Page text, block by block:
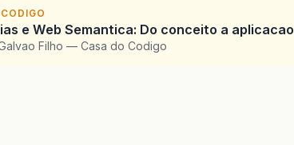
e Web Semantica: Do conceito a aplicacao
Filho — Casa do Codigo